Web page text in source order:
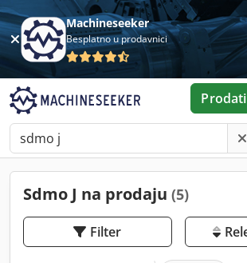
Machineseeker
Besplatno u prodavnici
Prodati
Sdmo J na prodaju (5)
Filter